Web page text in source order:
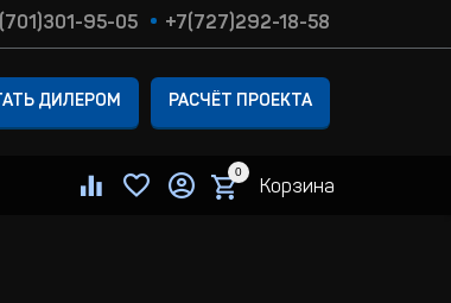
95-05 +7(727)292-18-58
ДИЛЕРОМ РАСЧЁТ ПРОЕКТА
0
Корзина